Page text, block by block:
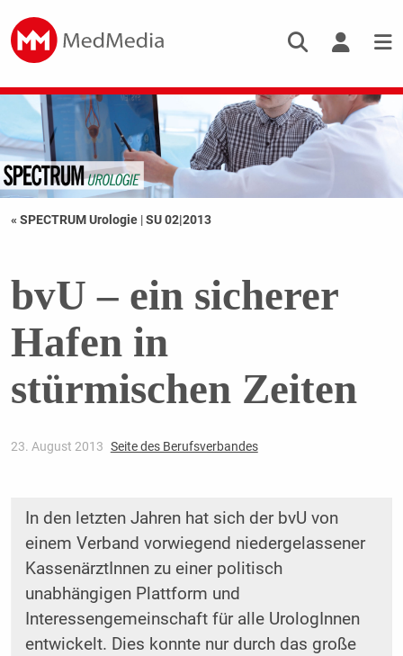
« SPECTRUM Urologie |SU 02|2013
bvU – ein sicherer
Hafen in
stürmischen Zeiten
23. August 2013 Seite des Berufsverbandes
In den letzten Jahren hat sich der bvU von
einem Verband vorwiegend niedergelassener
KassenärztInnen zu einer politisch
unabhängigen Plattform und
Interessengemeinschaft für alle UrologInnen
entwickelt. Dies konnte nur durch das große